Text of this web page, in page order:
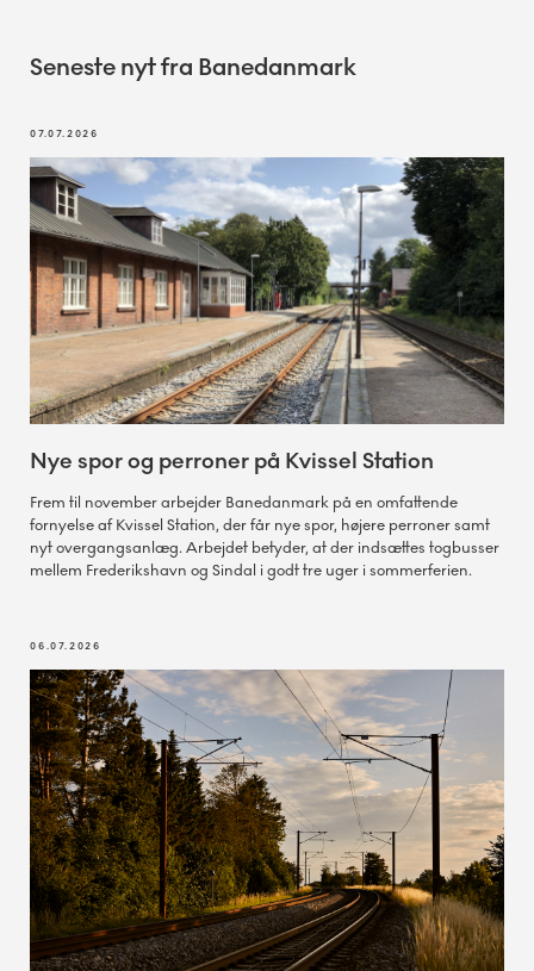
Seneste nyt fra Banedanmark
07.07.2026
Nye spor og perroner på Kvissel Station
Frem til november arbejder Banedanmark på en omfattende
fornyelse af Kvissel Station, der får nye spor, højere perroner samt
nyt overgangsanlæg. Arbejdet betyder, at der indsættes togbusser
mellem Frederikshavn og Sindal i godt tre uger i sommerferien.
06.07.2026